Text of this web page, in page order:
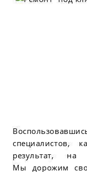
специалистов,
результат, на
Мы дорожим